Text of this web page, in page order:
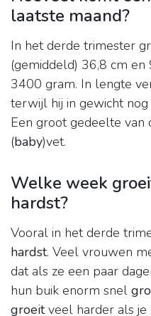
laatste maand?
In het derde trimester
(gemiddeld) 36,8 cm
3400 gram. In lengte
terwijl hij in gewicht
Een groot gedeelte van
(baby)vet.
Welke week
hardst?
Vooral in het derde
hardst. Veel vrouwen
dat als ze een paar
hun buik enorm snel
groeitveel harder als je